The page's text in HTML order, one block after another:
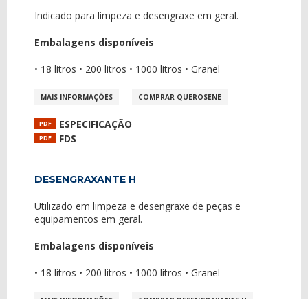
Indicado para limpeza e desengraxe em geral.
Embalagens disponíveis
• 18 litros • 200 litros • 1000 litros • Granel
MAIS INFORMAÇÕES COMPRAR QUEROSENE
PDF ESPECIFICAÇÃO
PDF FDS
DESENGRAXANTE H
Utilizado em limpeza e desengraxe de peças e
equipamentos em geral.
Embalagens disponíveis
• 18 litros • 200 litros • 1000 litros • Granel